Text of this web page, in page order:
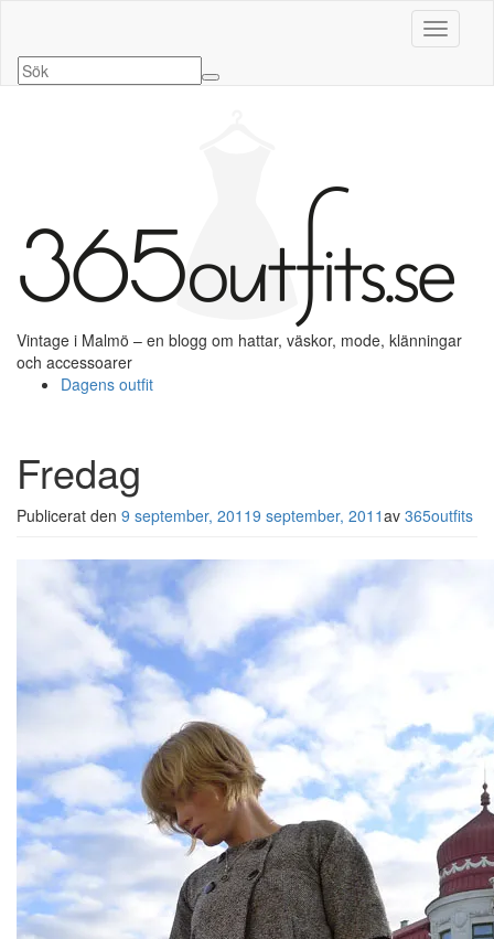
Slå på/
Vintage i Malmö – en blogg om hattar, väskor, mode, klänningar
och accessoarer
Dagens outfit
Fredag
Publicerat den 9 september, 20119 september, 2011av 365outfits